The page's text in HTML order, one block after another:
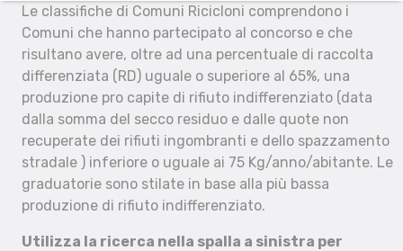
Le classifiche di Comuni Ricicloni comprendono i
Comuni che hanno partecipato al concorso e che
risultano avere, oltre ad una percentuale di raccolta
differenziata (RD) uguale o superiore al 65%, una
produzione pro capite di rifiuto indifferenziato (data
dalla somma del secco residuo e dalle quote non
recuperate dei rifiuti ingombranti e dello spazzamento
stradale ) inferiore o uguale ai 75 Kg/anno/abitante. Le
graduatorie sono stilate in base alla più bassa
produzione di rifiuto indifferenziato.
Utilizza la ricerca nella spalla a sinistra per